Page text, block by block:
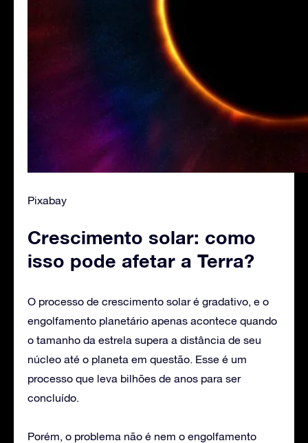
Pixabay
Crescimento solar: como
isso pode afetar a Terra?
O processo de crescimento solar é gradativo, e o
engolfamento planetário apenas acontece quando
o tamanho da estrela supera a distância de seu
núcleo até o planeta em questão. Esse é um
processo que leva bilhões de anos para ser
concluído.
Porém, o problema não é nem o engolfamento